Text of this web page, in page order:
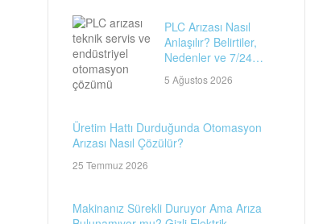
PLC Arızası Nasıl
Anlaşılır? Belirtiler,
Nedenler ve 7/24
Teknik Servis Rehberi
5 Ağustos 2026
Üretim Hattı Durduğunda Otomasyon
Arızası Nasıl Çözülür?
25 Temmuz 2026
Makinanız Sürekli Duruyor Ama Arıza